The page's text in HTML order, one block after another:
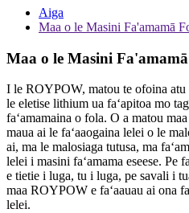
Aiga
Maa o le Masini Fa'amamā
Maa o le Masini
I le ROYPOW, matou te ofoina
le eletise lithium ua faʻapitoa mo
faʻamamaina o fola. O a matou
maua ai le faʻaaogaina lelei o le
ai, ma le malosiaga tutusa, ma
lelei i masini faʻamama eseese. Pe
e tietie i luga, tu i luga, pe savali i
maa ROYPOW e faʻaauau ai ona
lelei.